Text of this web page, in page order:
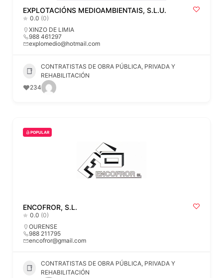
EXPLOTACIÓNS MEDIOAMBIENTAIS, S.L.U.
0.0 (0)
XINZO DE LIMIA
988 461297
explomedio@hotmail.com
CONTRATISTAS DE OBRA PÚBLICA, PRIVADA Y
REHABILITACIÓN
234
POPULAR
ENCOFROR, S.L.
0.0 (0)
OURENSE
988 211795
encofror@gmail.com
CONTRATISTAS DE OBRA PÚBLICA, PRIVADA Y
REHABILITACIÓN